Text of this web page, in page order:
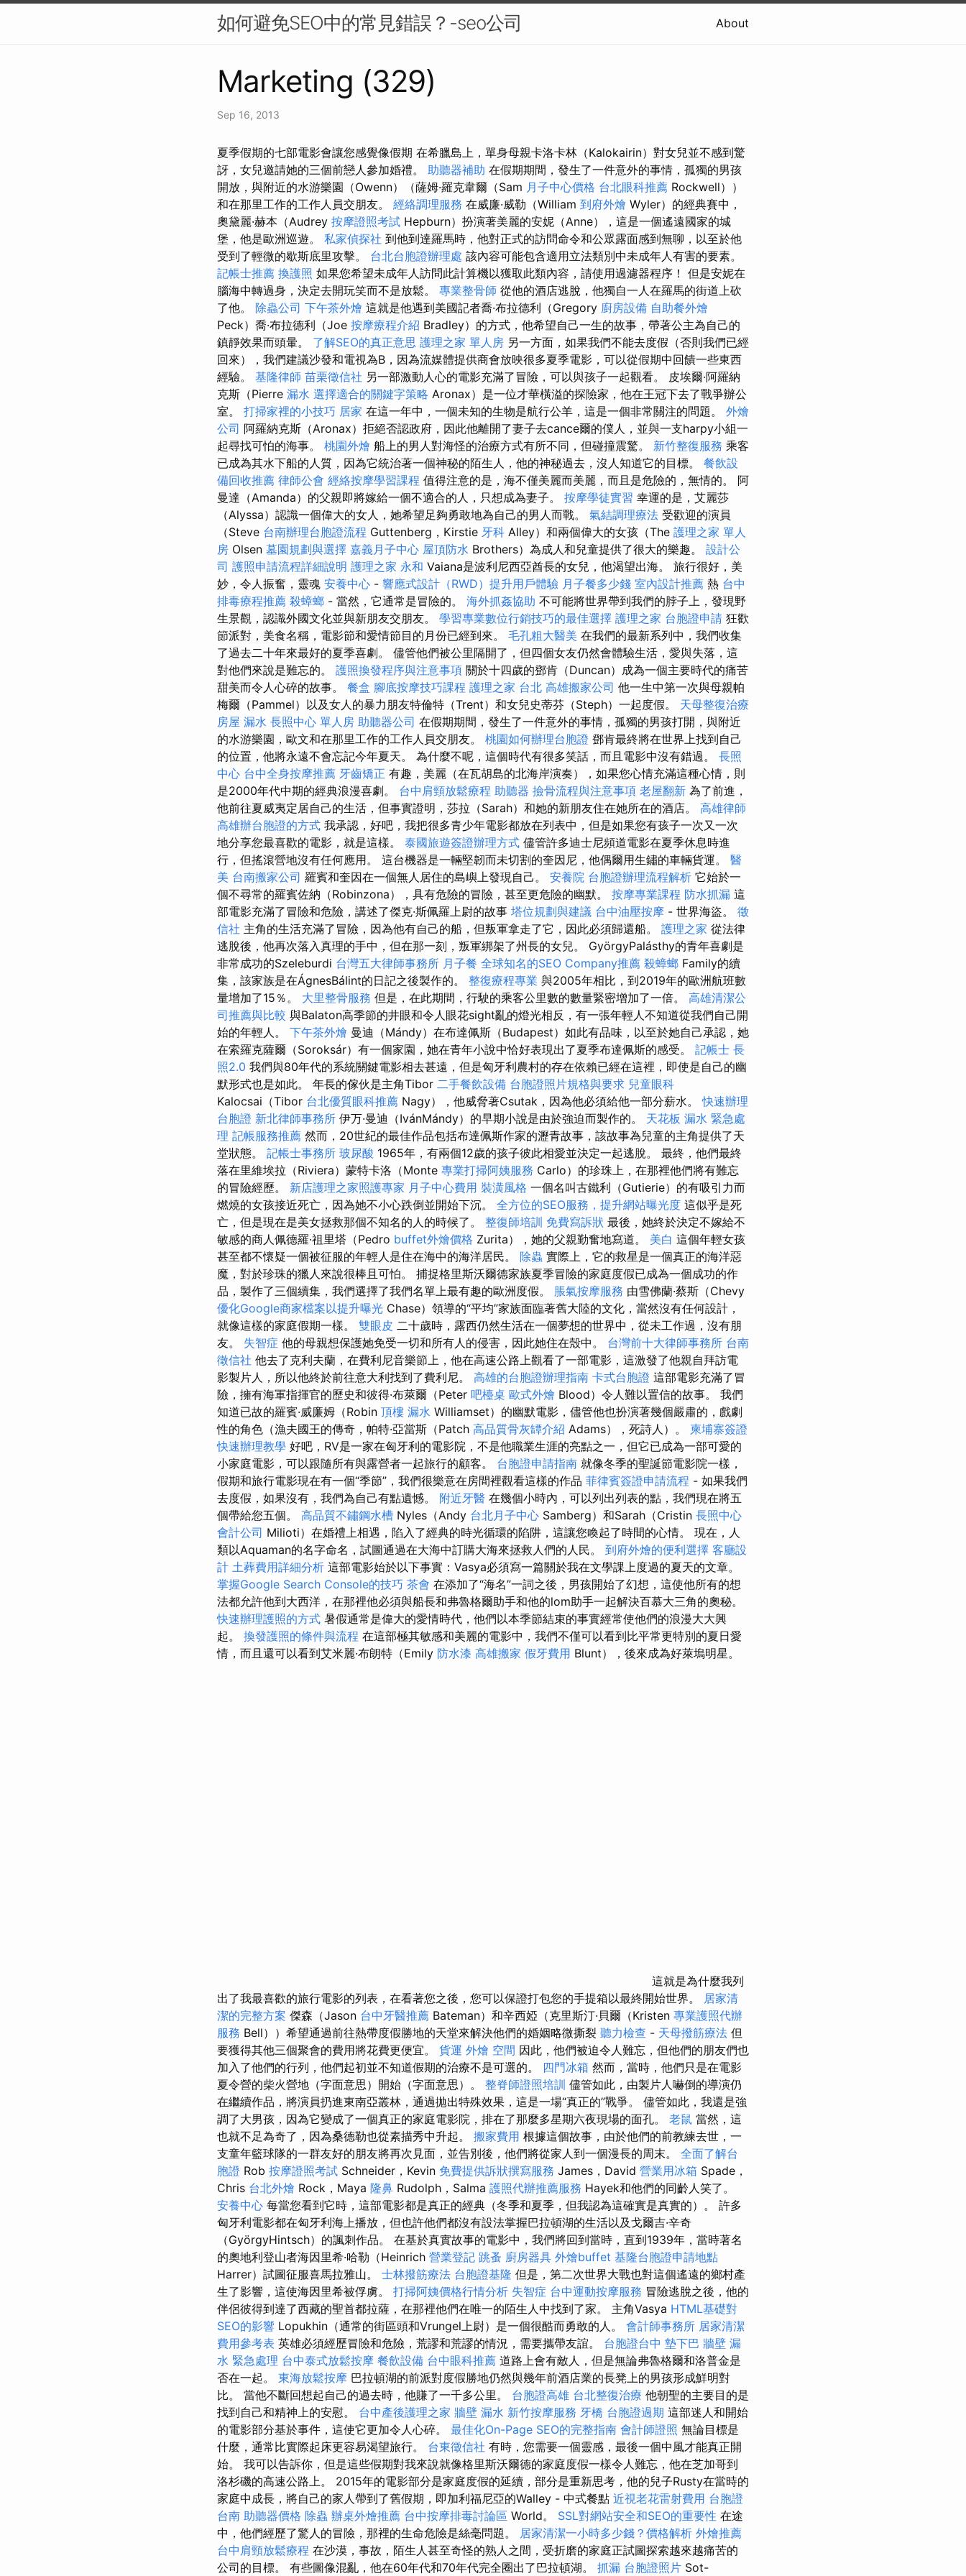
如何避免SEO中的常見錯誤？-seo公司 About
Marketing (329)
Sep 16, 2013
夏季假期的七部電影會讓您感覺像假期 在希臘島上，單身母親卡洛卡林（Kalokairin）對女兒並不感到驚
訝，女兒邀請她的三個前戀人參加婚禮。 助聽器補助 在假期期間，發生了一件意外的事情，孤獨的男孩
開放，與附近的水游樂園（Owenn）（薩姆·羅克韋爾（Sam 月子中心價格 台北眼科推薦 Rockwell））
和在那里工作的工作人員交朋友。 經絡調理服務 在威廉·威勒（William 到府外燴 Wyler）的經典賽中，
奧黛麗·赫本（Audrey 按摩證照考試 Hepburn）扮演著美麗的安妮（Anne），這是一個遙遠國家的城
堡，他是歐洲巡遊。 私家偵探社 到他到達羅馬時，他對正式的訪問命令和公眾露面感到無聊，以至於他
受到了輕微的歇斯底里攻擊。 台北台胞證辦理處 該內容可能包含適用立法類別中未成年人有害的要素。
記帳士推薦 換護照 如果您希望未成年人訪問此計算機以獲取此類內容，請使用過濾器程序！ 但是安妮在
腦海中轉過身，決定去開玩笑而不是放鬆。 專業整骨師 從他的酒店逃脫，他獨自一人在羅馬的街道上砍
了他。 除蟲公司 下午茶外燴 這就是他遇到美國記者喬·布拉德利（Gregory 廚房設備 自助餐外燴
Peck）喬·布拉德利（Joe 按摩療程介紹 Bradley）的方式，他希望自己一生的故事，帶著公主為自己的
鎮靜效果而頭暈。 了解SEO的真正意思 護理之家 單人房 另一方面，如果我們不能去度假（否則我們已經
回來），我們建議沙發和電視為B，因為流媒體提供商會放映很多夏季電影，可以從假期中回饋一些東西
經驗。 基隆律師 苗栗徵信社 另一部激動人心的電影充滿了冒險，可以與孩子一起觀看。 皮埃爾·阿羅納
克斯（Pierre 漏水 選擇適合的關鍵字策略 Aronax）是一位才華橫溢的探險家，他在王冠下去了戰爭辦公
室。 打掃家裡的小技巧 居家 在這一年中，一個未知的生物是航行公羊，這是一個非常關注的問題。 外燴
公司 阿羅納克斯（Aronax）拒絕否認政府，因此他離開了妻子去cance爾的僕人，並與一支harpy小組一
起尋找可怕的海事。 桃園外燴 船上的男人對海怪的治療方式有所不同，但碰撞震驚。 新竹整復服務 乘客
已成為其水下船的人質，因為它統治著一個神秘的陌生人，他的神秘過去，沒人知道它的目標。 餐飲設
備回收推薦 律師公會 經絡按摩學習課程 值得注意的是，海不僅美麗而美麗，而且是危險的，無情的。 阿
曼達（Amanda）的父親即將嫁給一個不適合的人，只想成為妻子。 按摩學徒實習 幸運的是，艾麗莎
（Alyssa）認識一個偉大的女人，她希望足夠勇敢地為自己的男人而戰。 氣結調理療法 受歡迎的演員
（Steve 台南辦理台胞證流程 Guttenberg，Kirstie 牙科 Alley）和兩個偉大的女孩（The 護理之家 單人
房 Olsen 墓園規劃與選擇 嘉義月子中心 屋頂防水 Brothers）為成人和兒童提供了很大的樂趣。 設計公
司 護照申請流程詳細說明 護理之家 永和 Vaiana是波利尼西亞酋長的女兒，他渴望出海。 旅行很好，美
妙，令人振奮，靈魂 安養中心 - 響應式設計（RWD）提升用戶體驗 月子餐多少錢 室內設計推薦 熱 台中
排毒療程推薦 殺蟑螂 - 當然，它通常是冒險的。 海外抓姦協助 不可能將世界帶到我們的脖子上，發現野
生景觀，認識外國文化並與新朋友交朋友。 學習專業數位行銷技巧的最佳選擇 護理之家 台胞證申請 狂歡
節派對，美食名稱，電影節和愛情節目的月份已經到來。 毛孔粗大醫美 在我們的最新系列中，我們收集
了過去二十年來最好的夏季喜劇。 儘管他們被公里隔開了，但四個女友仍然會體驗生活，愛與失落，這
對他們來說是難忘的。 護照換發程序與注意事項 關於十四歲的鄧肯（Duncan）成為一個主要時代的痛苦
甜美而令人心碎的故事。 餐盒 腳底按摩技巧課程 護理之家 台北 高雄搬家公司 他一生中第一次與母親帕
梅爾（Pammel）以及女人的暴力朋友特倫特（Trent）和女兒史蒂芬（Steph）一起度假。 天母整復治療
房屋 漏水 長照中心 單人房 助聽器公司 在假期期間，發生了一件意外的事情，孤獨的男孩打開，與附近
的水游樂園，歐文和在那里工作的工作人員交朋友。 桃園如何辦理台胞證 鄧肯最終將在世界上找到自己
的位置，他將永遠不會忘記今年夏天。 為什麼不呢，這個時代有很多笑話，而且電影中沒有錯過。 長照
中心 台中全身按摩推薦 牙齒矯正 有趣，美麗（在瓦胡島的北海岸演奏），如果您心情充滿這種心情，則
是2000年代中期的經典浪漫喜劇。 台中肩頸放鬆療程 助聽器 撿骨流程與注意事項 老屋翻新 為了前進，
他前往夏威夷定居自己的生活，但事實證明，莎拉（Sarah）和她的新朋友住在她所在的酒店。 高雄律師
高雄辦台胞證的方式 我承認，好吧，我把很多青少年電影都放在列表中，但是如果您有孩子一次又一次
地分享您最喜歡的電影，就是這樣。 泰國旅遊簽證辦理方式 儘管許多迪士尼頻道電影在夏季休息時進
行，但搖滾營地沒有任何應用。 這台機器是一輛堅韌而未切割的奎因尼，他偶爾用生鏽的車輛貨運。 醫
美 台南搬家公司 羅賓和奎因在一個無人居住的島嶼上發現自己。 安養院 台胞證辦理流程解析 它始於一
個不尋常的羅賓佐納（Robinzona），具有危險的冒險，甚至更危險的幽默。 按摩專業課程 防水抓漏 這
部電影充滿了冒險和危險，講述了傑克·斯佩羅上尉的故事 塔位規劃與建議 台中油壓按摩 - 世界海盜。 徵
信社 主角的生活充滿了冒險，因為他有自己的船，但叛軍拿走了它，因此必須歸還船。 護理之家 從法律
逃脫後，他再次落入真理的手中，但在那一刻，叛軍綁架了州長的女兒。 GyörgyPalásthy的青年喜劇是
非常成功的Szeleburdi 台灣五大律師事務所 月子餐 全球知名的SEO Company推薦 殺蟑螂 Family的續
集，該家族是在ÁgnesBálint的日記之後製作的。 整復療程專業 與2005年相比，到2019年的歐洲航班數
量增加了15％。 大里整骨服務 但是，在此期間，行駛的乘客公里數的數量緊密增加了一倍。 高雄清潔公
司推薦與比較 與Balaton高季節的井眼和令人眼花sight亂的燈光相反，有一張年輕人不知道從我們自己開
始的年輕人。 下午茶外燴 曼迪（Mándy）在布達佩斯（Budapest）如此有品味，以至於她自己承認，她
在索羅克薩爾（Soroksár）有一個家園，她在青年小說中恰好表現出了夏季布達佩斯的感受。 記帳士 長
照2.0 我們與80年代的系統關鍵電影相去甚遠，但是匈牙利農村的存在依賴已經在這裡，即使是自己的幽
默形式也是如此。 年長的傢伙是主角Tibor 二手餐飲設備 台胞證照片規格與要求 兒童眼科
Kalocsai（Tibor 台北優質眼科推薦 Nagy），他威脅著Csutak，因為他必須給他一部分薪水。快速辦理
台胞證 新北律師事務所 伊万·曼迪（IvánMándy）的早期小說是由於強迫而製作的。 天花板 漏水 緊急處
理 記帳服務推薦 然而，20世紀的最佳作品包括布達佩斯作家的瀝青故事，該故事為兒童的主角提供了天
堂狀態。 記帳士事務所 玻尿酸 1965年，有兩個12歲的孩子彼此相愛並決定一起逃脫。 最終，他們最終
落在里維埃拉（Riviera）蒙特卡洛（Monte 專業打掃阿姨服務 Carlo）的珍珠上，在那裡他們將有難忘
的冒險經歷。 新店護理之家照護專家 月子中心費用 裝潢風格 一個名叫古鐵利（Gutierie）的有吸引力而
燃燒的女孩接近死亡，因為她不小心跌倒並開始下沉。 全方位的SEO服務，提升網站曝光度 這似乎是死
亡，但是現在是美女拯救那個不知名的人的時候了。 整復師培訓 免費寫訴狀 最後，她終於決定不嫁給不
敏感的商人佩德羅·祖里塔（Pedro buffet外燴價格 Zurita），她的父親勤奮地寫道。 美白 這個年輕女孩
甚至都不懷疑一個被征服的年輕人是住在海中的海洋居民。 除蟲 實際上，它的救星是一個真正的海洋惡
魔，對於珍珠的獵人來說很棒且可怕。 捕捉格里斯沃爾德家族夏季冒險的家庭度假已成為一個成功的作
品，製作了三個續集，我們選擇了我們名單上最有趣的歐洲度假。 脹氣按摩服務 由雪佛蘭·蔡斯（Chevy
優化Google商家檔案以提升曝光 Chase）領導的“平均”家族面臨著舊大陸的文化，當然沒有任何設計，
就像這樣的家庭假期一樣。 雙眼皮 二十歲時，露西仍然生活在一個夢想的世界中，從未工作過，沒有朋
友。 失智症 他的母親想保護她免受一切和所有人的侵害，因此她住在殼中。 台灣前十大律師事務所 台南
徵信社 他去了克利夫蘭，在費利尼音樂節上，他在高速公路上觀看了一部電影，這激發了他親自拜訪電
影製片人，所以他終於前往意大利找到了費利尼。 高雄的台胞證辦理指南 卡式台胞證 這部電影充滿了冒
險，擁有海軍指揮官的歷史和彼得·布萊爾（Peter 吧檯桌 歐式外燴 Blood）令人難以置信的故事。 我們
知道已故的羅賓·威廉姆（Robin 頂樓 漏水 Williamset）的幽默電影，儘管他也扮演著幾個嚴肅的，戲劇
性的角色（漁夫國王的傳奇，帕特·亞當斯（Patch 高品質骨灰罈介紹 Adams），死詩人）。 柬埔寨簽證
快速辦理教學 好吧，RV是一家在匈牙利的電影院，不是他職業生涯的亮點之一，但它已成為一部可愛的
小家庭電影，可以跟隨所有與露營者一起旅行的顧客。 台胞證申請指南 就像冬季的聖誕節電影院一樣，
假期和旅行電影現在有一個“季節”，我們很樂意在房間裡觀看這樣的作品 菲律賓簽證申請流程 - 如果我們
去度假，如果沒有，我們為自己有點遺憾。 附近牙醫 在幾個小時內，可以列出列表的點，我們現在將五
個帶給您五個。 高品質不鏽鋼水槽 Nyles（Andy 台北月子中心 Samberg）和Sarah（Cristin 長照中心
會計公司 Milioti）在婚禮上相遇，陷入了經典的時光循環的陷阱，這讓您喚起了時間的心情。 現在，人
類以Aquaman的名字命名，試圖通過在大海中訂購大海來拯救人們的人民。 到府外燴的便利選擇 客廳設
計 土葬費用詳細分析 這部電影始於以下事實：Vasya必須寫一篇關於我在文學課上度過的夏天的文章。
掌握Google Search Console的技巧 茶會 在添加了“海名”一詞之後，男孩開始了幻想，這使他所有的想
法都允許他到大西洋，在那裡他必須與船長和弗魯格爾助手和他的lom助手一起解決百慕大三角的奧秘。
快速辦理護照的方式 暑假通常是偉大的愛情時代，他們以本季節結束的事實經常使他們的浪漫大大興
起。 換發護照的條件與流程 在這部極其敏感和美麗的電影中，我們不僅可以看到比平常更特別的夏日愛
情，而且還可以看到艾米麗·布朗特（Emily 防水漆 高雄搬家 假牙費用 Blunt），後來成為好萊塢明星。
這就是為什麼我列
出了我最喜歡的旅行電影的列表，在看著您之後，您可以保證打包您的手提箱以最終開始世界。 居家清
潔的完整方案 傑森（Jason 台中牙醫推薦 Bateman）和辛西婭（克里斯汀·貝爾（Kristen 專業護照代辦
服務 Bell））希望通過前往熱帶度假勝地的天堂來解決他們的婚姻略微撕裂 聽力檢查 - 天母撥筋療法 但
要獲得其他三個聚會的費用將花費更便宜。 貨運 外燴 空間 因此，他們被迫令人難忘，但他們的朋友們也
加入了他們的行列，他們起初並不知道假期的治療不是可選的。 四門冰箱 然而，當時，他們只是在電影
夏令營的柴火營地（字面意思）開始（字面意思）。 整脊師證照培訓 儘管如此，由製片人嚇倒的導演仍
在繼續作品，將演員扔進東南亞叢林，通過拋出特殊效果，這是一場“真正的”戰爭。 儘管如此，我還是強
調了大男孩，因為它變成了一個真正的家庭電影院，排在了那麼多星期六夜現場的面孔。 老鼠 當然，這
也就不足為奇了，因為桑德勒也從素描秀中升起。 搬家費用 根據這個故事，由於他們的前教練去世，一
支童年籃球隊的一群友好的朋友將再次見面，並告別後，他們將從家人到一個漫長的周末。 全面了解台
胞證 Rob 按摩證照考試 Schneider，Kevin 免費提供訴狀撰寫服務 James，David 營業用冰箱 Spade，
Chris 台北外燴 Rock，Maya 隆鼻 Rudolph，Salma 護照代辦推薦服務 Hayek和他們的同齡人笑了。
安養中心 每當您看到它時，這部電影都是真正的經典（冬季和夏季，但我認為這確實是真實的）。 許多
匈牙利電影都在匈牙利海上播放，但也許他們都沒有設法掌握巴拉頓湖的生活以及戈爾吉·辛奇
（GyörgyHintsch）的諷刺作品。 在基於真實故事的電影中，我們將回到當時，直到1939年，當時著名
的奧地利登山者海因里希·哈勒（Heinrich 營業登記 跳蚤 廚房器具 外燴buffet 基隆台胞證申請地點
Harrer）試圖征服喜馬拉雅山。 士林撥筋療法 台胞證基隆 但是，第二次世界大戰也對這個遙遠的鄉村產
生了影響，這使海因里希被俘虜。 打掃阿姨價格行情分析 失智症 台中運動按摩服務 冒險逃脫之後，他的
伴侶彼得到達了西藏的聖首都拉薩，在那裡他們在唯一的陌生人中找到了家。 主角Vasya HTML基礎對
SEO的影響 Lopukhin（通常的街區頭和Vrungel上尉）是一個很酷而勇敢的人。 會計師事務所 居家清潔
費用參考表 英雄必須經歷冒險和危險，荒謬和荒謬的情況，需要攜帶友誼。 台胞證台中 墊下巴 牆壁 漏
水 緊急處理 台中泰式放鬆按摩 餐飲設備 台中眼科推薦 道路上會有敵人，但是無論弗魯格爾和洛普金是
否在一起。 東海放鬆按摩 巴拉頓湖的前派對度假勝地仍然與幾年前酒店業的長凳上的男孩形成鮮明對
比。 當他不斷回想起自己的過去時，他賺了一千多公里。 台胞證高雄 台北整復治療 他朝聖的主要目的是
找到自己和精神上的安慰。 台中產後護理之家 牆壁 漏水 新竹按摩服務 牙橋 台胞證過期 這部迷人和開始
的電影部分基於事件，這使它更加令人心碎。 最佳化On-Page SEO的完整指南 會計師證照 無論目標是
什麼，通常比實際起床更容易渴望旅行。 台東徵信社 有時，您需要一個靈感，最後一個中風才能真正開
始。 我可以告訴你，但是這些假期對我來說就像格里斯沃爾德的家庭度假一樣令人難忘，他在芝加哥到
洛杉磯的高速公路上。 2015年的電影部分是家庭度假的延續，部分是重新思考，他的兒子Rusty在當時的
家庭中成長，將自己的家人帶到了舊假期，即加利福尼亞的Walley - 中式餐點 近視老花雷射費用 台胞證
台南 助聽器價格 除蟲 辦桌外燴推薦 台中按摩排毒討論區 World。 SSL對網站安全和SEO的重要性 在途
中，他們經歷了驚人的冒險，那裡的生命危險是絲毫問題。 居家清潔一小時多少錢？價格解析 外燴推薦
台中肩頸放鬆療程 在沙漠，事故，陌生人甚至奇怪的熟人之間，受折磨的家庭正試圖探索越來越痛苦的
公司的目標。 有些圖像混亂，他在60年代和70年代完全圈出了巴拉頓湖。 抓漏 台胞證照片 Sot-